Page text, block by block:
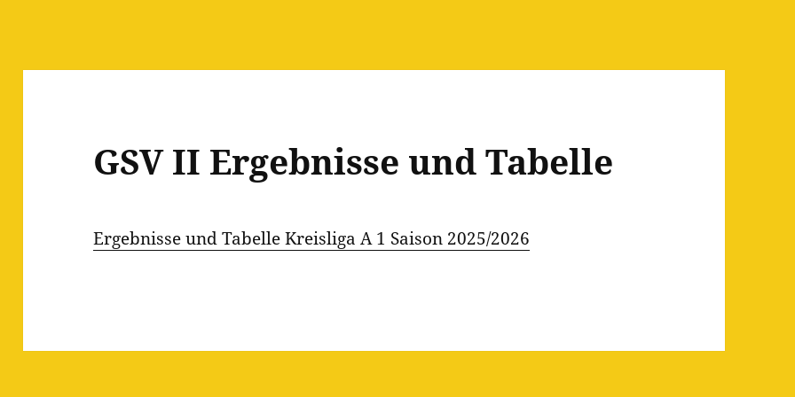
GSV II Ergebnisse und Tabelle
Ergebnisse und Tabelle Kreisliga A 1 Saison 2025/2026